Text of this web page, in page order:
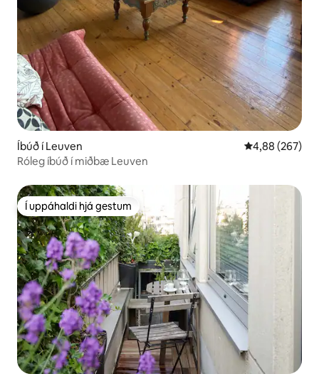
Íbúð í Leuven 4,88 af 5 í
4,88 (267)
Róleg íbúð í miðbæ Leuven
Í uppáhaldi hjá gestum
Í uppáhaldi hjá gestum